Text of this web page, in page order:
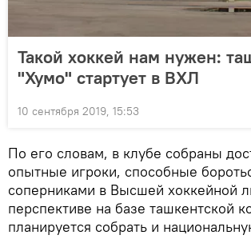
Такой хоккей нам нужен:
"Хумо" стартует в ВХЛ
10 сентября 2019, 15:53
По его словам, в клубе собраны
опытные игроки, способные
соперниками в Высшей хоккейной
перспективе на базе ташкентской
планируется собрать и